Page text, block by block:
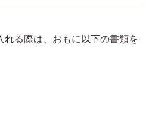
れる際は、おもに以下の書類を